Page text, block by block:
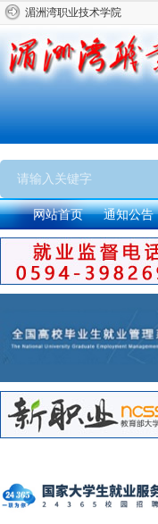
湄洲湾职业技术学院
网站首页 通知公告